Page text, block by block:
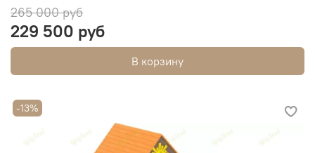
265 000 руб
229 500 руб
В корзину
-13%